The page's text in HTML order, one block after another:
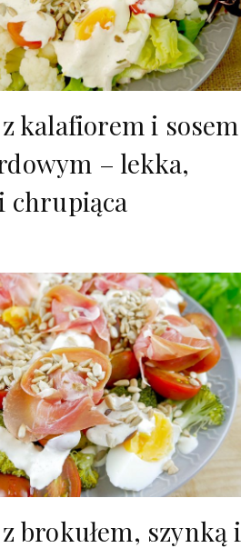
z kalafiorem i sosem
– lekka,
chrupiąca
z brokułem, szynką i